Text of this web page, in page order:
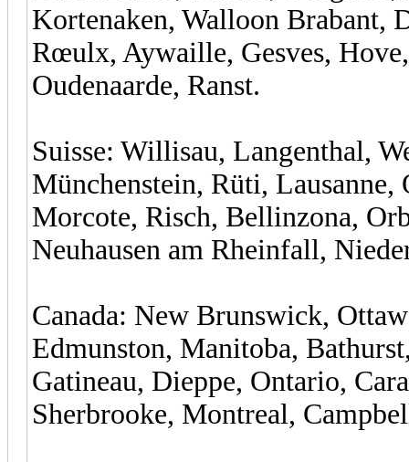
Kortenaken, Walloon Brabant,
Rœulx, Aywaille, Gesves,
Oudenaarde, Ranst.
Suisse: Willisau, Langenthal,
Münchenstein, Rüti, Lausanne,
Morcote, Risch, Bellinzona,
Neuhausen am Rheinfall,
Canada: New Brunswick,
Edmunston, Manitoba,
Gatineau, Dieppe, Ontario,
Sherbrooke, Montreal,